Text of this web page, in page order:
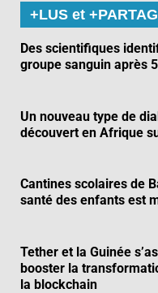
+LUS et
Des scientifiques
groupe sanguin après
Un nouveau type de
découvert en Afrique
Cantines scolaires de
santé des enfants est
Tether et la Guinée
booster la
la blockchain